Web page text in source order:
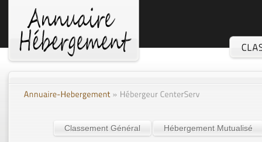
Classement Général Hébergement Mutualisé